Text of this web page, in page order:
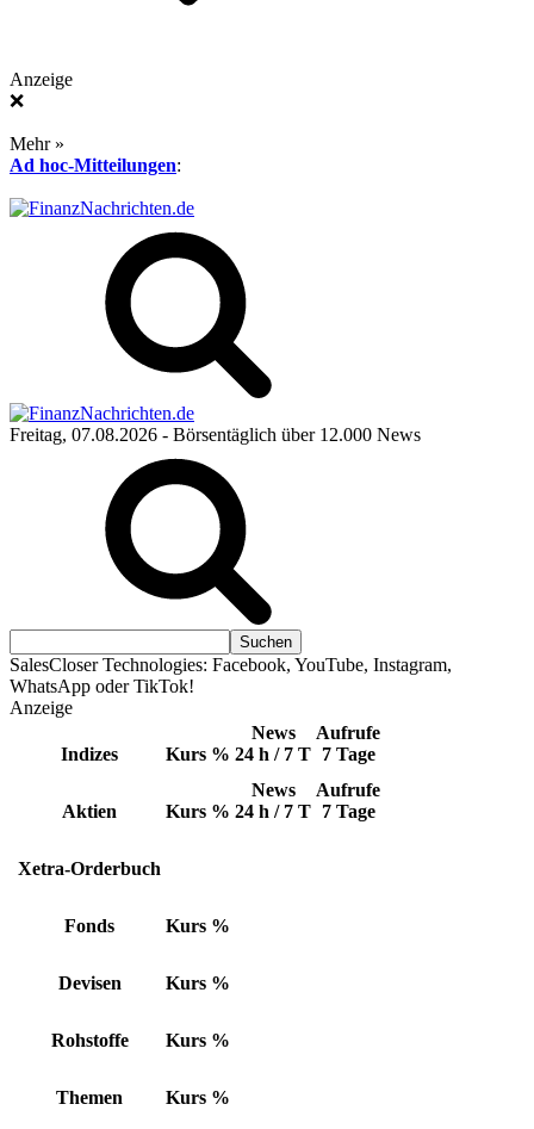
Anzeige
❌
Mehr »
Ad hoc-Mitteilungen:
Freitag, 07.08.2026 - Börsentäglich über 12.000 News
SalesCloser Technologies: Facebook, YouTube, Instagram,
WhatsApp oder TikTok!
Anzeige
Indizes Kurs %
News
24 h / 7 T
Aufrufe
7 Tage
Aktien Kurs %
News
24 h / 7 T
Aufrufe
7 Tage
Xetra-Orderbuch
Fonds Kurs %
Devisen Kurs %
Rohstoffe Kurs %
Themen Kurs %